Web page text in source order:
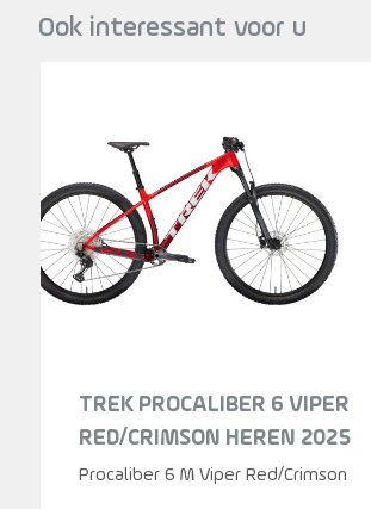
Ook interessant voor u
TREK PROCALIBER 6 VIPER
RED/CRIMSON HEREN 2025
Procaliber 6 M Viper Red/Crimson